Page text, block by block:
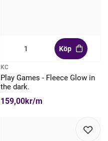
Köp
KC
Play Games - Fleece Glow in
the dark.
159,00kr/m